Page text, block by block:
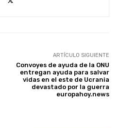
ARTÍCULO SIGUIENTE
Convoyes de ayuda de la ONU
entregan ayuda para salvar
vidas en el este de Ucrania
devastado por la guerra
europahoy.news